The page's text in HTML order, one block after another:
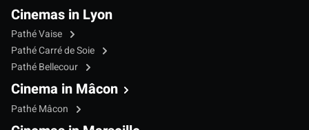
Cinemas in Lyon
Pathé Vaise
Pathé Carré de Soie
Pathé Bellecour
Cinema in Mâcon
Pathé Mâcon